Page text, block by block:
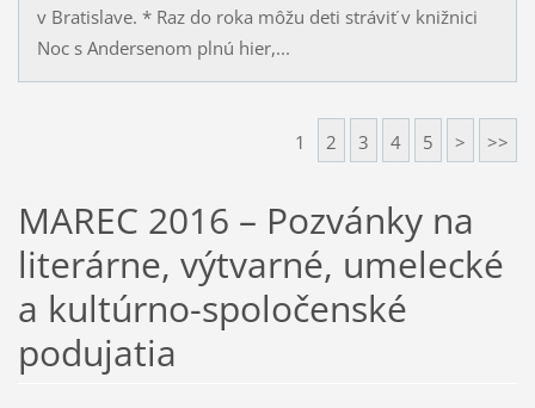
v Bratislave. * Raz do roka môžu deti stráviť v knižnici
Noc s Andersenom plnú hier,...
1 2 3 4 5 > >>
MAREC 2016 – Pozvánky na
literárne, výtvarné, umelecké
a kultúrno-spoločenské
podujatia